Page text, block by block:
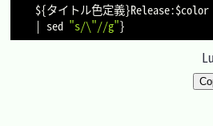
${タイトル色定義}Release:$color
| sed "s/\"//g"}